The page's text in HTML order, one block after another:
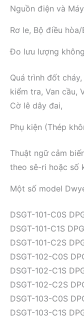
Nguồn điện và
Rơ le, Bộ điều
Đo lưu lượng
Quá trình đốt
kiểm tra, Van cầu,
Cờ lê dây đai,
Phụ kiện (Thép
Thuật ngữ cảm
theo sê-ri hoặc số
Một số model
DSGT-101-C0S
DSGT-101-C1S
DSGT-101-C2S
DSGT-102-C0S
DSGT-102-C1S
DSGT-102-C2S
DSGT-103-C0S
DSGT-103-C1S